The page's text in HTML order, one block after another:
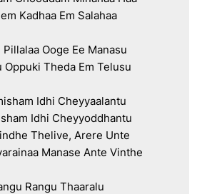
Kadhaa Em Salahaa
Pillalaa Ooge Ee Manasu
Oppuki Theda Em Telusu
Idhi Cheyyaalantu
Idhi Cheyyoddhantu
Thelive, Arere Unte
Manase Ante Vinthe
Rangu Thaaralu